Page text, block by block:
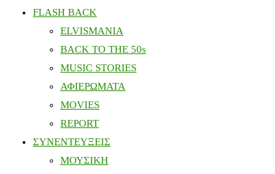
FLASH BACK
ELVISMANIA
BACK TO THE 50s
MUSIC STORIES
ΑΦΙΕΡΩΜΑΤΑ
MOVIES
REPORT
ΣΥΝΕΝΤΕΥΞΕΙΣ
ΜΟΥΣΙΚΗ